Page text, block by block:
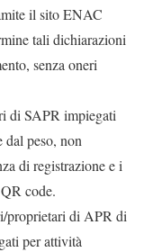
il sito ENAC
tali dichiarazioni
senza oneri
di SAPR impiegati
dal peso, non
di registrazione e i
code.
proprietari di APR di
per attività